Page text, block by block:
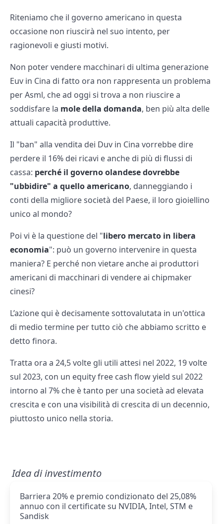
Riteniamo che il governo americano in questa
occasione non riuscirà nel suo intento, per
ragionevoli e giusti motivi.
Non poter vendere macchinari di ultima generazione
Euv in Cina di fatto ora non rappresenta un problema
per Asml, che ad oggi si trova a non riuscire a
soddisfare la mole della domanda, ben più alta delle
attuali capacità produttive.
Il "ban" alla vendita dei Duv in Cina vorrebbe dire
perdere il 16% dei ricavi e anche di più di flussi di
cassa: perché il governo olandese dovrebbe
"ubbidire" a quello americano, danneggiando i
conti della migliore società del Paese, il loro gioiellino
unico al mondo?
Poi vi è la questione del "libero mercato in libera
economia": può un governo intervenire in questa
maniera? E perché non vietare anche ai produttori
americani di macchinari di vendere ai chipmaker
cinesi?
L’azione qui è decisamente sottovalutata in un'ottica
di medio termine per tutto ciò che abbiamo scritto e
detto finora.
Tratta ora a 24,5 volte gli utili attesi nel 2022, 19 volte
sul 2023, con un equity free cash flow yield sul 2022
intorno al 7% che è tanto per una società ad elevata
crescita e con una visibilità di crescita di un decennio,
piuttosto unico nella storia.
Idea di investimento
Barriera 20% e premio condizionato del 25,08%
annuo con il certificate su NVIDIA, Intel, STM e
Sandisk